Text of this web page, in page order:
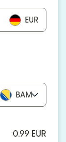
EUR
BAM
0.99 EUR